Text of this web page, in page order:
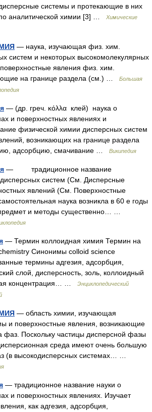
системы и протекающие в них
аналитической химии [3] …
Химические
— наука, изучающая физ. хим.
систем и некоторых высокомолекулярных
явления физ. хим.
на границе раздела (см.) …
Большая
— (др. греч. κόλλα клей) наука о
и поверхностных явлениях и
физической химии дисперсных систем
возникающих на границе раздела
адсорбцию, смачивание …
Википедия
— традиционное название
систем (См. Дисперсные
явлений (См. Поверхностные
наука возникла в 60 е годы
и методы существенно… …
— Термин коллоидная химия Термин на
Синонимы colloid science
термины адгезия, адсорбция,
слой, дисперсность, золь, коллоидный
концентрация… …
Энциклопедический
— область химии, изучающая
и поверхностные явления, возникающие
фаз. Поскольку частицы дисперсной фазы
среда имеют очень большую
(в высокодисперсных системах… …
— традиционное название науки о
и поверхностных явлениях. Изучает
как адгезия, адсорбция,